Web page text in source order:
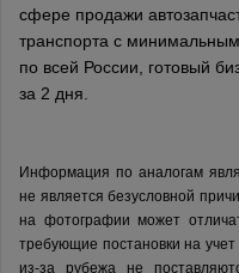
сфере продажи
транспорта с
по всей России, готовый
за 2 дня.
Информация по аналогам
не является безусловной
на фотографии может
требующие постановки на
из-за рубежа не